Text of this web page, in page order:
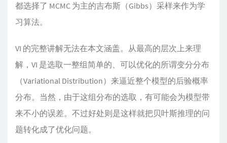
都选择了 MCMC 为主的吉布斯（Gibbs）采样来作为学
习算法。
VI 的完整讲解无法在本文涵盖。从最高的层次上来理
解，VI 是选取一整组简单的、可以优化的所谓变分分布
（Variational Distribution）来逼近整个模型的后验概率
分布。当然，由于这组分布的选取，有可能会为模型带
来不小的误差。不过好处则是这样就把贝叶斯推理的问
题转化成了优化问题。